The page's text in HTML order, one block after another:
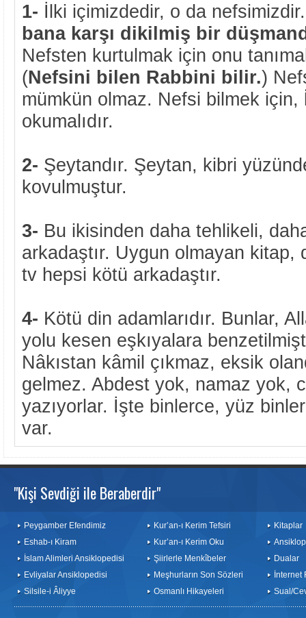
1- İlki içimizdedir, o da
bana karşı dikilmiş bir
Nefsten kurtulmak için onu
(Nefsini bilen Rabbini bilir.)
mümkün olmaz. Nefsi bilmek için,
okumalıdır.
2- Şeytandır. Şeytan, kibri
kovulmuştur.
3- Bu ikisinden daha tehlikeli,
arkadaştır. Uygun olmayan kitap,
tv hepsi kötü arkadaştır.
4- Kötü din adamlarıdır. Bunlar,
yolu kesen eşkıyalara
Nâkıstan kâmil çıkmaz, eksik
gelmez. Abdest yok, namaz yok,
yazıyorlar. İşte binlerce, yüz
var.
"Kişi Sevdiği ile Beraberdir"
Peygamber Efendimiz
Eshab-ı Kiram
İslam Alimleri Ansiklopedisi
Evliyalar Ansiklopedisi
Silsile-i Âliyye
Kur’an-ı Kerim Tefsiri
Kur’an-ı Kerim Oku
Şiirlerle Menkîbeler
Meşhurların Son Sözleri
Osmanlı Hikayeleri
Kitaplar
Dualar
İnternet
Sual/